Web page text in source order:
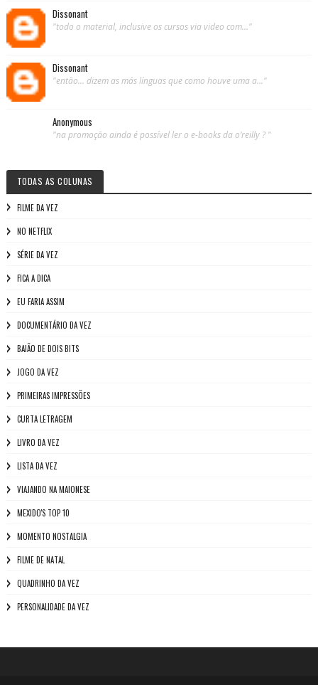
Dissonant
"todo o material, inclusive os cursos via video com..."
Dissonant
"então... dizem as más línguas que como houve uma a..."
Anonymous
"na promoção ainda é possível ler o e-books da o’reilly ? "
TODAS AS COLUNAS
FILME DA VEZ
NO NETFLIX
SÉRIE DA VEZ
FICA A DICA
EU FARIA ASSIM
DOCUMENTÁRIO DA VEZ
BAIÃO DE DOIS BITS
JOGO DA VEZ
PRIMEIRAS IMPRESSÕES
CURTA LETRAGEM
LIVRO DA VEZ
LISTA DA VEZ
VIAJANDO NA MAIONESE
MEXIDO'S TOP 10
MOMENTO NOSTALGIA
FILME DE NATAL
QUADRINHO DA VEZ
PERSONALIDADE DA VEZ